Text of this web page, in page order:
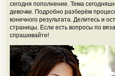
сегодня пополнение. Тема
девочки. Подробно разберём
конечного результата. Делитесь и
страницы. Если есть вопросы по
спрашивайте!